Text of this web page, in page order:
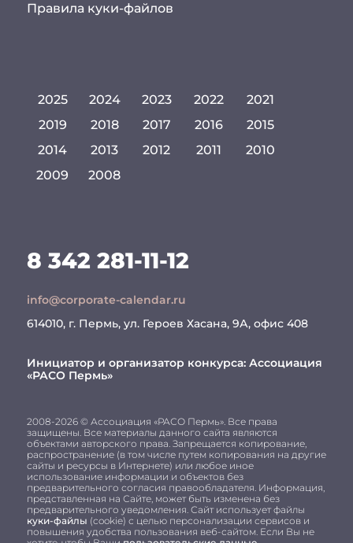
Правила куки-файлов
2025 2024 2023 2022
2021
2019
2018 2017 2016
2015
2014
2013 2012 2011
2010
2009
2008
8 342 281-11-12
info@corporate-calendar.ru
614010, г. Пермь, ул. Героев Хасана, 9А, офис 408
Инициатор и организатор конкурса: Ассоциация
«РАСО Пермь»
2008-2026 © Ассоциация «РАСО Пермь». Все права
защищены. Все материалы данного сайта являются
объектами авторского права. Запрещается копирование,
распространение (в том числе путем копирования на другие
сайты и ресурсы в Интернете) или любое иное
использование информации и объектов без
предварительного согласия правообладателя. Информация,
представленная на Сайте, может быть изменена без
предварительного уведомления. Сайт использует файлы
куки-файлы (cookie) с целью персонализации сервисов и
повышения удобства пользования веб-сайтом. Если Вы не